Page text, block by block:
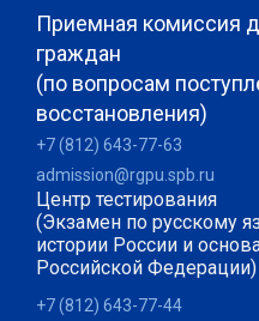
Приемная комиссия
граждан
(по вопросам
восстановления)
+7 (812) 643-77-63
admission@rgpu.spb.ru
Центр тестирования
(Экзамен по русскому
истории России и
Российской Федерации)
+7 (812) 643-77-44